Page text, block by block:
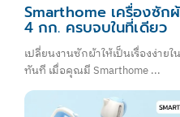
Smarthome เครื่องซัก
4 กก. ครบจบในที่เดียว
เปลี่ยนงานซักผ้าให้เป็นเรื่องง่าย
ทันที เมื่อคุณมี Smarthome ...